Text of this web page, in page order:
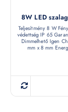
8W LED
Teljesítmény 8 W
védettség IP 65
Dimmelhető Igen
mm x 8 mm